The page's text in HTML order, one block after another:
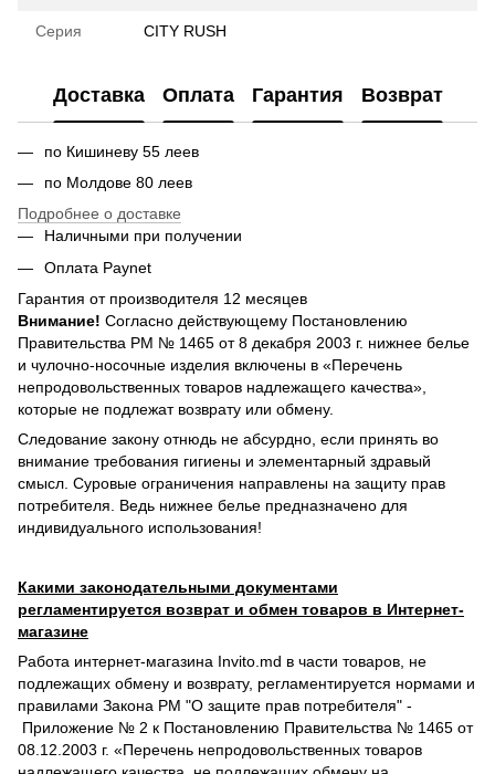
Серия CITY RUSH
Доставка Оплата Гарантия Возврат
по Кишиневу 55 леев
по Молдове 80 леев
Подробнее о доставке
Наличными при получении
Оплата Paynet
Гарантия от производителя 12 месяцев
Внимание! Согласно действующему Постановлению
Правительства РМ № 1465 от 8 декабря 2003 г. нижнее белье
и чулочно-носочные изделия включены в «Перечень
непродовольственных товаров надлежащего качества»,
которые не подлежат возврату или обмену.
Следование закону отнюдь не абсурдно, если принять во
внимание требования гигиены и элементарный здравый
смысл. Суровые ограничения направлены на защиту прав
потребителя. Ведь нижнее белье предназначено для
индивидуального использования!
Какими законодательными документами
регламентируется возврат и обмен товаров в Интернет-
магазине
Работа интернет-магазина Invito.md в части товаров, не
подлежащих обмену и возврату, регламентируется нормами и
правилами Закона РМ "О защите прав потребителя" -
Приложение № 2 к Постановлению Правительства № 1465 от
08.12.2003 г. «Перечень непродовольственных товаров